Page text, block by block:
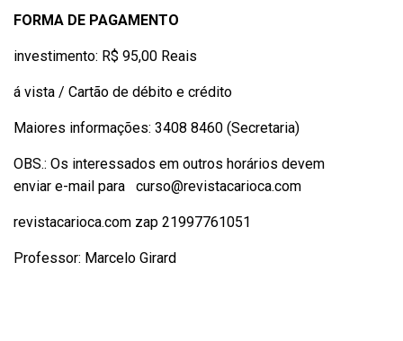
FORMA DE PAGAMENTO
investimento: R$ 95,00 Reais
á vista / Cartão de débito e crédito
Maiores informações: 3408 8460 (Secretaria)
OBS.: Os interessados em outros horários devem
enviar e-mail para curso@revistacarioca.com
revistacarioca.com zap 21997761051
Professor: Marcelo Girard